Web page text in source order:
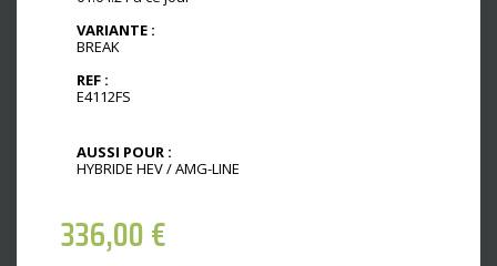
VARIANTE :
BREAK
REF :
E4112FS
AUSSI POUR :
HYBRIDE HEV / AMG-LINE
336,00€